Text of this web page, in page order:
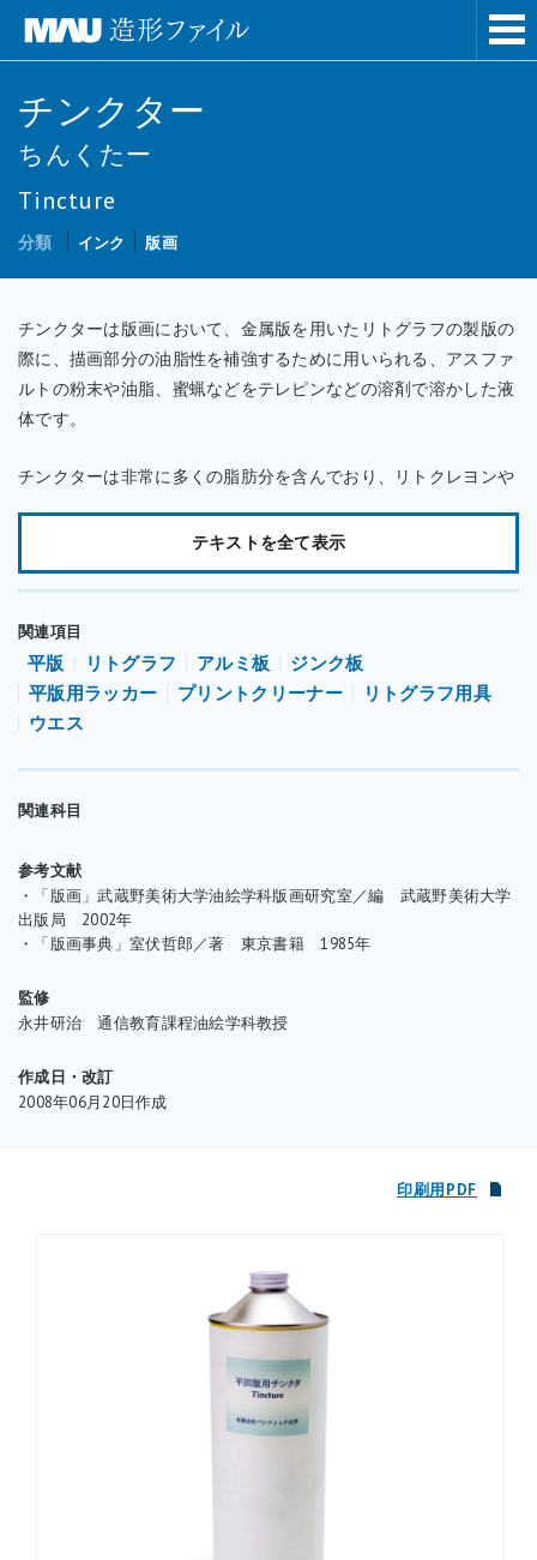
チンクター
ちんくたー
Tincture
分類 インク 版画
チンクターは版画において、金属版を用いたリトグラフの製版の
際に、描画部分の油脂性を補強するために用いられる、アスファ
ルトの粉末や油脂、蜜蝋などをテレピンなどの溶剤で溶かした液
体です。
チンクターは非常に多くの脂肪分を含んでおり、リトクレヨンや
ことによって油脂分を強くし、印刷の際にインクをのりやすくす
る働きがあります。この製版時に描画部をチンクターに置き換え
る作業をチンクター返しと呼びます。
チンクター返しは次の製版の工程で行います。描画した版面に製
版液を塗布して布で乾拭きした後、半日ほどおきます。その後、
プリントクリーナーで描画部分を落とし、製版用ラッカーを塗布
します。版面が完全に乾いたら、そこにチンクターを垂らし、水
うことでチンクターに含まれるアスファルトや油脂分が版面の描
画部に定着して、感脂性を強くします。
チンクター返しを行うと描画部の線が太ってしまい、印刷した際
に濃い調子になってしまう場合があるので気をつけた方が良いで
しょう。またチンクターは、描画材として直接版面に描画して使
用される場合があります。ベタ版を作る際にも直接版面に塗布し
て使用されます。
造が中止されたために、ドイツ製のプロテクションインクと呼ば
れるものを代用品として使用していました。しかし現在では、国
チンクターは版画用品を専門に取り扱っている画材店にて購入す
テキストを全て表示
関連項目
平版 リトグラフ アルミ板
ジンク板
平版用ラッカー
プリントクリーナー
リトグラフ用具
ウエス
関連科目
参考文献
・「版画」武蔵野美術大学油絵学科版画研究室／編 武蔵野美術大学
出版局 2002年
・「版画事典」室伏哲郎／著 東京書籍 1985年
監修
永井研治 通信教育課程油絵学科教授
作成日・改訂
2008年06月20日作成
印刷用PDF